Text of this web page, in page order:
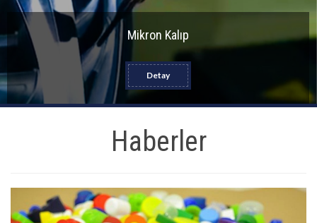
Mikron Kalıp
Detay
Haberler